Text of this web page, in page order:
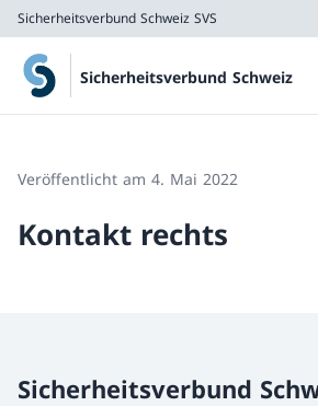
Sicherheitsverbund Schweiz SVS
Sicherheitsverbund Schweiz
Veröffentlicht am 4. Mai 2022
Kontakt rechts
Sicherheitsverbund